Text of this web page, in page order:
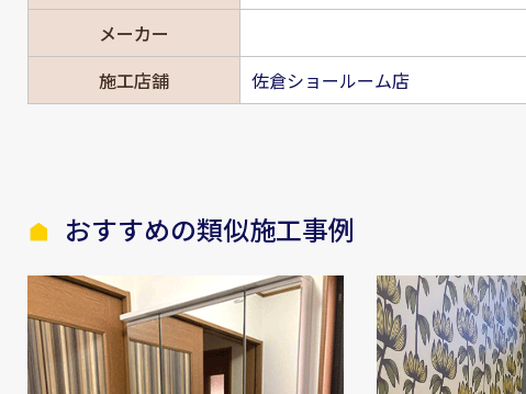
メーカー
施工店舗
佐倉ショールーム店
おすすめの類似施工事例